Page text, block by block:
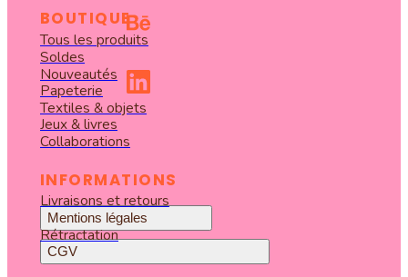
BOUTIQUE
INFORMATIONS
Tous les produits
Soldes
Nouveautés
Mentions légales
Livraisons et retours
Papeterie
CGV
Rétractation
Textiles & objets
Jeux & livres
Collaborations